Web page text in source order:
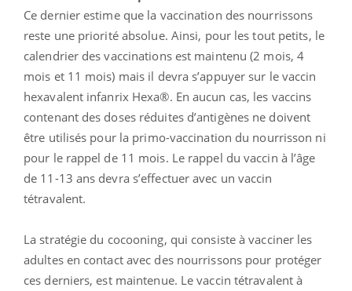
Ce dernier estime que la vaccination des nourrissons
reste une priorité absolue. Ainsi, pour les tout petits, le
calendrier des vaccinations est maintenu (2 mois, 4
mois et 11 mois) mais il devra s’appuyer sur le vaccin
hexavalent infanrix Hexa®. En aucun cas, les vaccins
contenant des doses réduites d’antigènes ne doivent
être utilisés pour la primo-vaccination du nourrisson ni
pour le rappel de 11 mois. Le rappel du vaccin à l’âge
de 11-13 ans devra s’effectuer avec un vaccin
tétravalent.
La stratégie du cocooning, qui consiste à vacciner les
adultes en contact avec des nourrissons pour protéger
ces derniers, est maintenue. Le vaccin tétravalent à